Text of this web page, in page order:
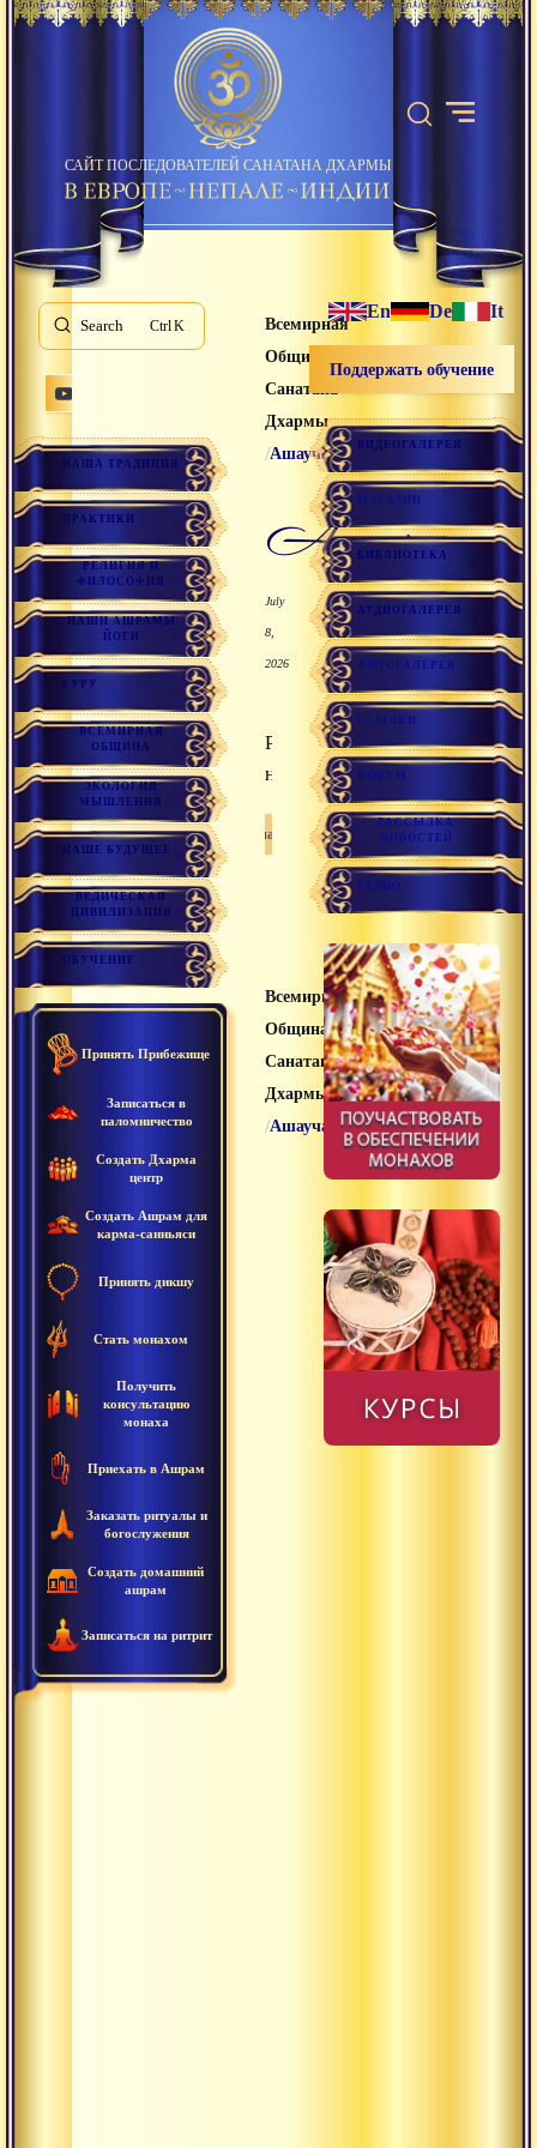
САЙТ ПОСЛЕДОВАТЕЛЕЙ САНАТАНА ДХАРМЫ
Search K
НАША ТРАДИЦИЯ
ПРАКТИКИ
РЕЛИГИЯ И
ФИЛОСОФИЯ
НАШИ АШРАМЫ
ЙОГИ
ГУРУ
ВСЕМИРНАЯ
ОБЩИНА
ЭКОЛОГИЯ
МЫШЛЕНИЯ
НАШЕ БУДУЩЕЕ
ВЕДИЧЕСКАЯ
ЦИВИЛИЗАЦИЯ
ОБУЧЕНИЕ
Принять Прибежище
Записаться в
паломничество
Создать Дхарма
центр
Создать Ашрам для
карма-санньяси
Принять дикшу
Стать монахом
Получить
консультацию
монаха
Приехать в Ашрам
Заказать ритуалы и
богослужения
Создать домашний
ашрам
Записаться на ритрит
Всемирная
Община
Санатана
Дхармы
/Ашауча
ашауча
July
8,
2026
Ритуальная
нечистота.
Санатана дхарма
Всемирная
Община
Санатана
Дхармы
/Ашауча
En De It
Поддержать обучение
ВИДЕОГАЛЕРЕЯ
МАГАЗИН
БИБЛИОТЕКА
АУДИОГАЛЕРЕЯ
ФОТОГАЛЕРЕЯ
ССЫЛКИ
ФОРУМ
РАССЫЛКА
НОВОСТЕЙ
РАДИО